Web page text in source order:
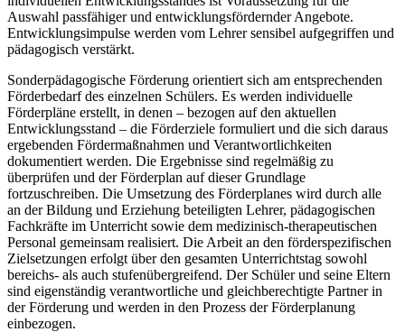
Auswahl passfähiger und entwicklungsfördernder Angebote.
Entwicklungsimpulse werden vom Lehrer sensibel aufgegriffen und
pädagogisch verstärkt.
Sonderpädagogische Förderung orientiert sich am entsprechenden
Förderbedarf des einzelnen Schülers. Es werden individuelle
Förderpläne erstellt, in denen – bezogen auf den aktuellen
Entwicklungsstand – die Förderziele formuliert und die sich daraus
ergebenden Fördermaßnahmen und Verantwortlichkeiten
dokumentiert werden. Die Ergebnisse sind regelmäßig zu
überprüfen und der Förderplan auf dieser Grundlage
fortzuschreiben. Die Umsetzung des Förderplanes wird durch alle
an der Bildung und Erziehung beteiligten Lehrer, pädagogischen
Fachkräfte im Unterricht sowie dem medizinisch-therapeutischen
Personal gemeinsam realisiert. Die Arbeit an den förderspezifischen
Zielsetzungen erfolgt über den gesamten Unterrichtstag sowohl
bereichs- als auch stufenübergreifend. Der Schüler und seine Eltern
sind eigenständig verantwortliche und gleichberechtigte Partner in
der Förderung und werden in den Prozess der Förderplanung
einbezogen.